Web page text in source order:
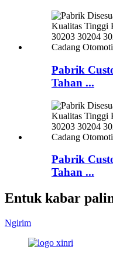
Pabrik
Tahan ...
Pabrik
Tahan ...
Entuk kabar
Ngirim